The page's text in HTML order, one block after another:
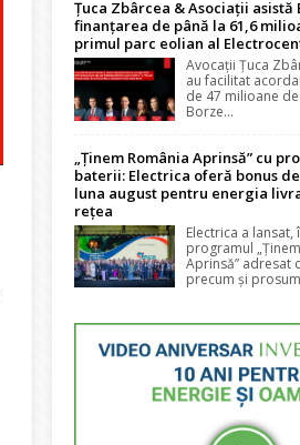
Țuca Zbârcea & Asociații asistă
finanțarea de până la 61,6
primul parc eolian al
Avocații Țuca
au facilitat
de 47 milioane
Borze...
„Ținem România Aprinsă” cu
baterii: Electrica oferă bonus
luna august pentru energia
rețea
Electrica a lansat,
programul
Aprinsă” adresat
precum și